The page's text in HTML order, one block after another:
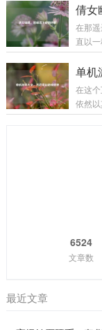
战曹操
的战
为这
的诞
其锻
经千辛
倩女
在那
直以
的谜
士纷
的神
充满
塔中
月圆
单机
在这
依然
座宝
机游
轴 5
界，
NPC
戏中
6524
文章数
最近文章